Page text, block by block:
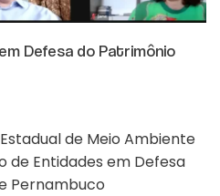
Defesa do Patrimônio
de Meio Ambiente
de Entidades em Defesa
Pernambuco